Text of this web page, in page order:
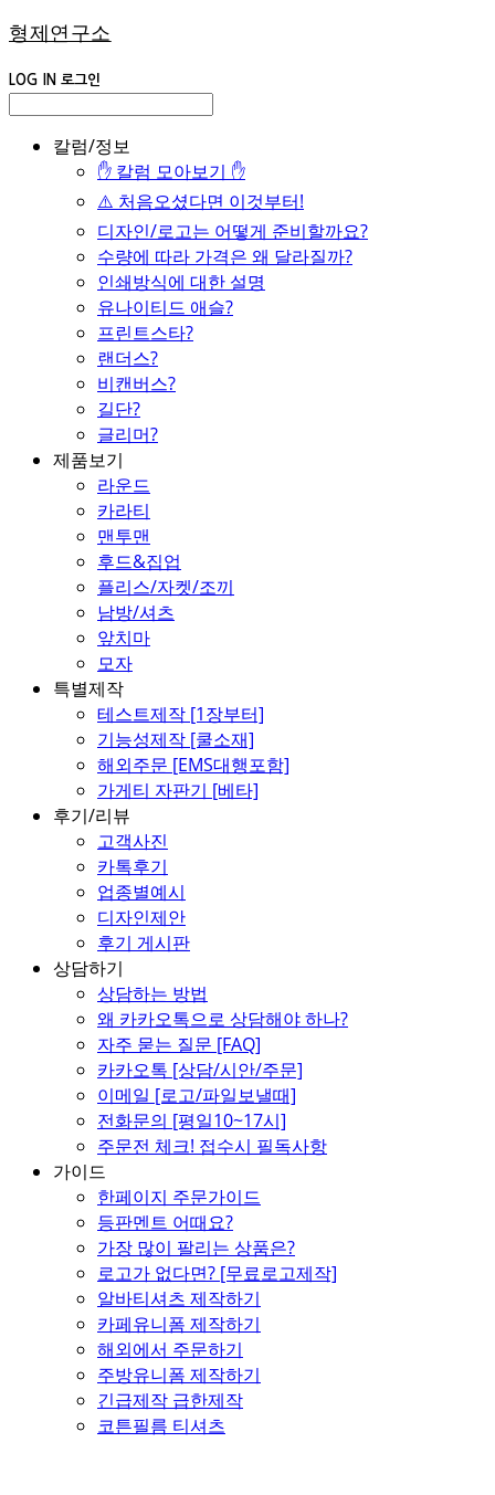
형제연구소
LOG IN 로그인
칼럼/정보
✋ 칼럼 모아보기 ✋
⚠️ 처음오셨다면 이것부터!
디자인/로고는 어떻게 준비할까요?
수량에 따라 가격은 왜 달라질까?
인쇄방식에 대한 설명
유나이티드 애슬?
프린트스타?
랜더스?
비캔버스?
길단?
글리머?
제품보기
라운드
카라티
맨투맨
후드&집업
플리스/자켓/조끼
남방/셔츠
앞치마
모자
특별제작
테스트제작 [1장부터]
기능성제작 [쿨소재]
해외주문 [EMS대행포함]
가게티 자판기 [베타]
후기/리뷰
고객사진
카톡후기
업종별예시
디자인제안
후기 게시판
상담하기
상담하는 방법
왜 카카오톡으로 상담해야 하나?
자주 묻는 질문 [FAQ]
카카오톡 [상담/시안/주문]
이메일 [로고/파일보낼때]
전화문의 [평일10~17시]
주문전 체크! 접수시 필독사항
가이드
한페이지 주문가이드
등판멘트 어때요?
가장 많이 팔리는 상품은?
로고가 없다면? [무료로고제작]
알바티셔츠 제작하기
카페유니폼 제작하기
해외에서 주문하기
주방유니폼 제작하기
긴급제작 급한제작
코튼필름 티셔츠